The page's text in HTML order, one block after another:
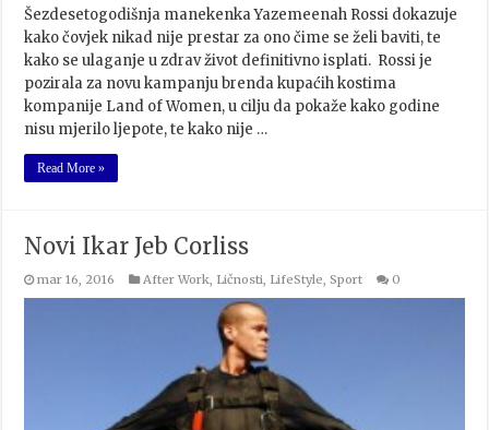
Šezdesetogodišnja manekenka Yazemeenah Rossi dokazuje
kako čovjek nikad nije prestar za ono čime se želi baviti, te
kako se ulaganje u zdrav život definitivno isplati. Rossi je
pozirala za novu kampanju brenda kupaćih kostima
kompanije Land of Women, u cilju da pokaže kako godine
nisu mjerilo ljepote, te kako nije …
Read More »
Novi Ikar Jeb Corliss
mar 16, 2016 After Work, Ličnosti, LifeStyle,Sport 0